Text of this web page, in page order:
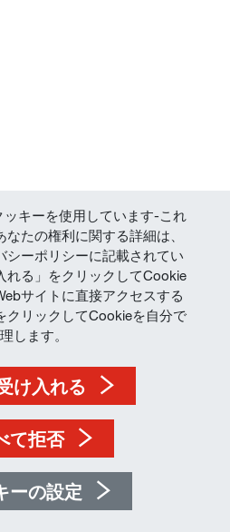
bySIWA-Cookies
ッキーを使用しています-これ
たの権利に関する詳細は、
シーポリシーに記載されてい
れる」をクリックしてCookie
サイトに直接アクセスする
クリックしてCookieを自分で
します。
け入れる
て拒否
ーの設定